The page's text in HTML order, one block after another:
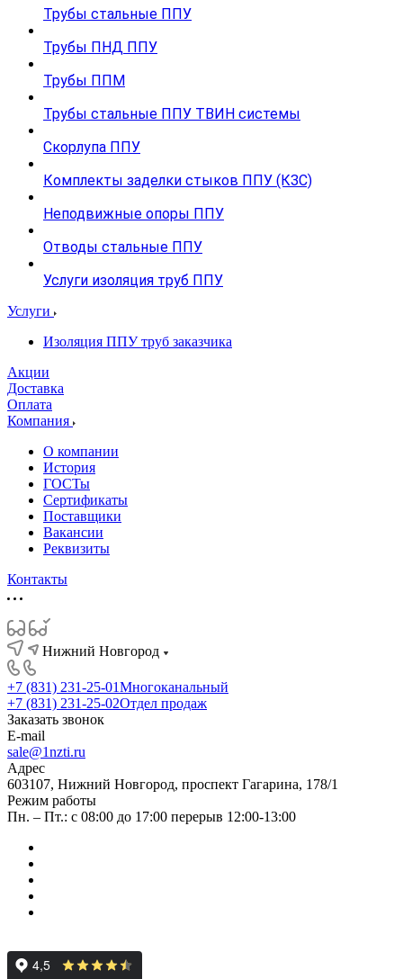
Трубы стальные ППУ
Трубы ПНД ППУ
Трубы ППМ
Трубы стальные ППУ ТВИН системы
Скорлупа ППУ
Комплекты заделки стыков ППУ (КЗС)
Неподвижные опоры ППУ
Отводы стальные ППУ
Услуги изоляция труб ППУ
Услуги
Изоляция ППУ труб заказчика
Акции
Доставка
Оплата
Компания
О компании
История
ГОСТы
Сертификаты
Поставщики
Вакансии
Реквизиты
Контакты
Нижний Новгород
+7 (831) 231-25-01Многоканальный
+7 (831) 231-25-02Отдел продаж
Заказать звонок
E-mail
sale@1nzti.ru
Адрес
603107, Нижний Новгород, проспект Гагарина, 178/1
Режим работы
Пн. – Пт.: с 08:00 до 17:00 перерыв 12:00-13:00